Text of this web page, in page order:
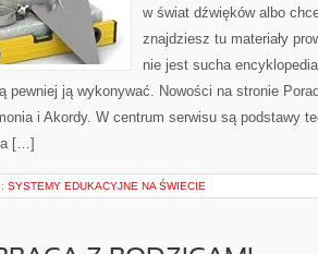
w świat dźwięków albo
znajdziesz tu materiały
nie jest sucha
pewniej ją wykonywać. Nowości na stronie
i Akordy. W centrum serwisu są podstawy
[…]
SYSTEMY EDUKACYJNE NA ŚWIECIE